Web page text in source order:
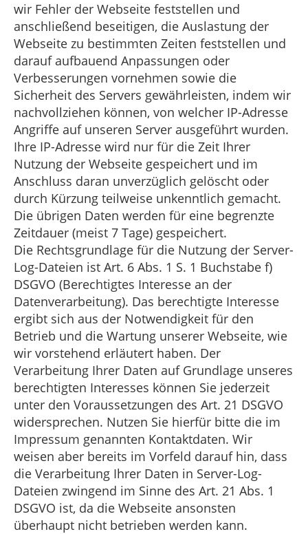
wir Fehler der Webseite feststellen und
anschließend beseitigen, die Auslastung der
Webseite zu bestimmten Zeiten feststellen und
darauf aufbauend Anpassungen oder
Verbesserungen vornehmen sowie die
Sicherheit des Servers gewährleisten, indem wir
nachvollziehen können, von welcher IP-Adresse
Angriffe auf unseren Server ausgeführt wurden.
Ihre IP-Adresse wird nur für die Zeit Ihrer
Nutzung der Webseite gespeichert und im
Anschluss daran unverzüglich gelöscht oder
durch Kürzung teilweise unkenntlich gemacht.
Die übrigen Daten werden für eine begrenzte
Zeitdauer (meist 7 Tage) gespeichert.
Die Rechtsgrundlage für die Nutzung der Server-
Log-Dateien ist Art. 6 Abs. 1 S. 1 Buchstabe f)
DSGVO (Berechtigtes Interesse an der
Datenverarbeitung). Das berechtigte Interesse
ergibt sich aus der Notwendigkeit für den
Betrieb und die Wartung unserer Webseite, wie
wir vorstehend erläutert haben. Der
Verarbeitung Ihrer Daten auf Grundlage unseres
berechtigten Interesses können Sie jederzeit
unter den Voraussetzungen des Art. 21 DSGVO
widersprechen. Nutzen Sie hierfür bitte die im
Impressum genannten Kontaktdaten. Wir
weisen aber bereits im Vorfeld darauf hin, dass
die Verarbeitung Ihrer Daten in Server-Log-
Dateien zwingend im Sinne des Art. 21 Abs. 1
DSGVO ist, da die Webseite ansonsten
überhaupt nicht betrieben werden kann.